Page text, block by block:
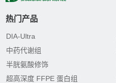
热门产品
DIA-Ultra
中药代谢组
半胱氨酸修饰
超高深度 FFPE 蛋白组